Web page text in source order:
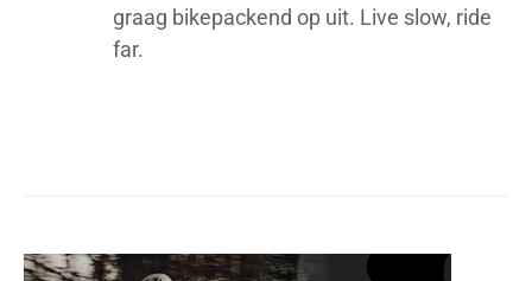
graag bikepackend op uit. Live slow, ride
far.